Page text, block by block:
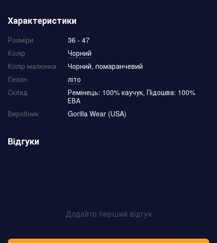
Характеристики
Розміри
36 - 47
Колір
Чорний
Колір малюнка
Чорний, помаранчевий
Сезон
літо
Склад
Ремінець: 100% каучук, Підошва: 100%
ЕВА
Виробник
Gorilla Wear (USA)
Відгуки
Додайте перший відгук